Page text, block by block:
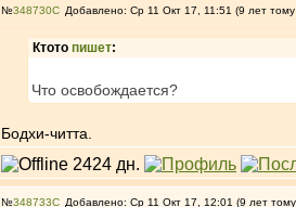
№348730 Добавлено: Ср 11 Окт 17, 11:51 (9 лет
Ктото пишет:
Что освобождается?
Бодхи-читта.
№348733 Добавлено: Ср 11 Окт 17, 12:01 (9 лет